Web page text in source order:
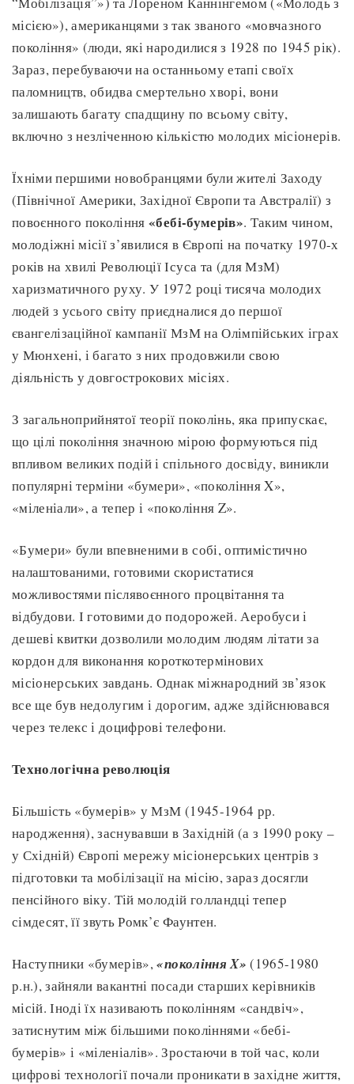
місією»), американцями з так званого «мовчазного
покоління» (люди, які народилися з 1928 по 1945 рік).
Зараз, перебуваючи на останньому етапі своїх
паломництв, обидва смертельно хворі, вони
залишають багату спадщину по всьому світу,
включно з незліченною кількістю молодих місіонерів.
Їхніми першими новобранцями були жителі Заходу
(Північної Америки, Західної Європи та Австралії) з
повоєнного покоління«бебі-бумерів». Таким чином,
молодіжні місії з’явилися в Європі на початку 1970-х
років на хвилі Революції Ісуса та (для МзМ)
харизматичного руху. У 1972 році тисяча молодих
людей з усього світу приєдналися до першої
євангелізаційної кампанії МзМ на Олімпійських іграх
у Мюнхені, і багато з них продовжили свою
діяльність у довгострокових місіях.
З загальноприйнятої теорії поколінь, яка припускає,
що цілі покоління значною мірою формуються під
впливом великих подій і спільного досвіду, виникли
популярні терміни «бумери», «покоління X»,
«міленіали», а тепер і «покоління Z».
«Бумери» були впевненими в собі, оптимістично
налаштованими, готовими скористатися
можливостями післявоєнного процвітання та
відбудови. І готовими до подорожей. Аеробуси і
дешеві квитки дозволили молодим людям літати за
кордон для виконання короткотермінових
місіонерських завдань. Однак міжнародний зв’язок
все ще був недолугим і дорогим, адже здійснювався
через телекс і доцифрові телефони.
Технологічна революція
Більшість «бумерів» у МзМ (1945-1964 рр.
народження), заснувавши в Західній (а з 1990 року –
у Східній) Європі мережу місіонерських центрів з
підготовки та мобілізації на місію, зараз досягли
пенсійного віку. Тій молодій голландці тепер
сімдесят, її звуть Ромк’є Фаунтен.
Наступники «бумерів»,«покоління X» (1965-1980
р.н.), зайняли вакантні посади старших керівників
місій. Іноді їх називають поколінням «сандвіч»,
затиснутим між більшими поколіннями «бебі-
бумерів» і «міленіалів». Зростаючи в той час, коли
цифрові технології почали проникати в західне життя,